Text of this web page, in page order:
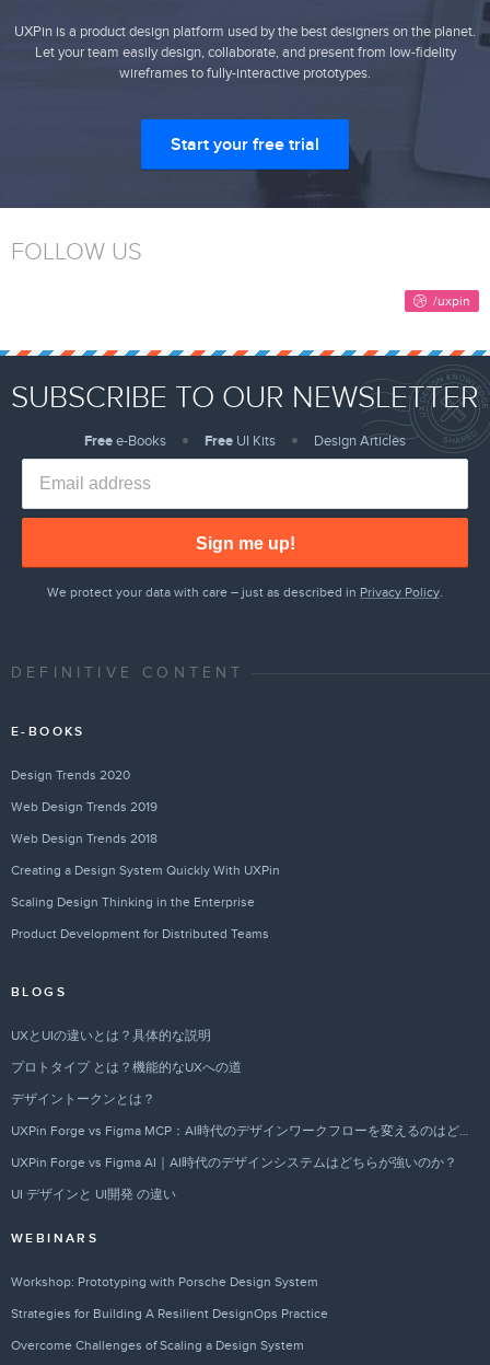
UXPin is a product design platform used by the best designers on the planet.
Let your team easily design, collaborate, and present from low-fidelity
wireframes to fully-interactive prototypes.
Start your free trial
FOLLOW US
SUBSCRIBE TO OUR NEWSLETTER
Freee-Books Free UI Kits Design Articles
Sign me up!
We protect your data with care – just as described in Privacy Policy.
DEFINITIVE CONTENT
E-BOOKS
Design Trends 2020
Web Design Trends 2019
Web Design Trends 2018
Creating a Design System Quickly With UXPin
Scaling Design Thinking in the Enterprise
Product Development for Distributed Teams
BLOGS
UXとUIの違いとは？具体的な説明
プロトタイプ とは？機能的なUXへの道
デザイントークンとは？
UXPin Forge vs Figma MCP：AI時代のデザインワークフローを変えるのはどちらか？
UXPin Forge vs Figma AI｜AI時代のデザインシステムはどちらが強いのか？
UI デザインと UI開発 の違い
WEBINARS
Workshop: Prototyping with Porsche Design System
Strategies for Building A Resilient DesignOps Practice
Overcome Challenges of Scaling a Design System